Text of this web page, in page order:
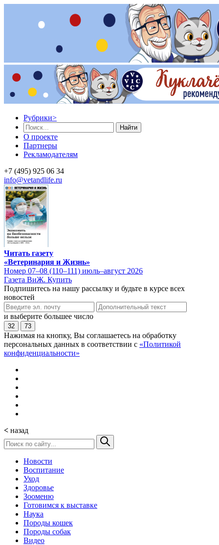
Рубрики>
Найти
О проекте
Партнеры
Рекламодателям
+7 (495) 925 06 34
info@vetandlife.ru
Читать газету
«Ветеринария и Жизнь»
Номер 07–08 (110–111) июль–август 2026
Газета ВиЖ. Купить
Подпишитесь на нашу рассылку и будьте в курсе всех
новостей
и выберите большее число
32 73
Нажимая на кнопку, Вы соглашаетесь на обработку
персональных данных в соответствии с «Политикой
конфиденциальности»
< назад
Новости
Воспитание
Уход
Здоровье
Зооменю
Готовимся к выставке
Наука
Породы кошек
Породы собак
Видео